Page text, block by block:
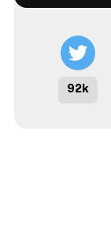
92k